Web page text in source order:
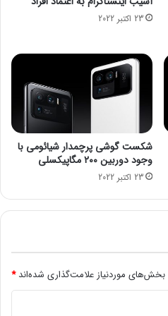
23 اکتبر 2022
شکست گوشی پرچمدار شیائومی با
وجود دوربین ۲۰۰ مگاپیکسلی
23 اکتبر 2022
بخش‌های موردنیاز علامت‌گذاری شده‌اند*